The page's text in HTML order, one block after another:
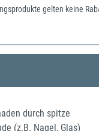
gelten keine
durch spitze
(z.B. Nagel, Glas)